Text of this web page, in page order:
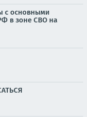
с основными
в зоне СВО на